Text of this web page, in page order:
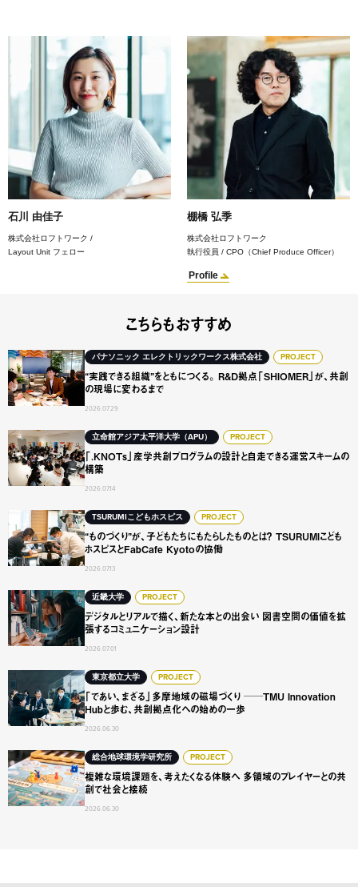
石川 由佳子
株式会社ロフトワーク /
Layout Unit フェロー
棚橋 弘季
株式会社ロフトワーク
執行役員 / CPO（Chief Produce Officer）
Profile
こちらもおすすめ
パナソニック エレクトリックワークス株式会社 PROJECT
“実践できる組織”をともにつくる。 R&D拠点「SHIOMER」が、共創
の現場に変わるまで
2026.07.29
“実践できる組織”をともにつくる。 R&D拠点「SHIOMER
立命館アジア太平洋大学（APU） PROJECT
「.KNOTs」産学共創プログラムの設計と自走できる運営スキームの
構築
2026.07.14
「.KNOTs」産学共創プログラムの設計と自走できる運営ス
TSURUMIこどもホスピス PROJECT
“ものづくり”が、子どもたちにもたらしたものとは？ TSURUMIこども
ホスピスとFabCafe Kyotoの協働
2026.07.13
“ものづくり”が、子どもたちにもたらしたものとは？
近畿大学 PROJECT
デジタルとリアルで描く、新たな本との出会い 図書空間の価値を拡
張するコミュニケーション設計
2026.07.01
デジタルとリアルで描く、新たな本との出会い 図書空間の
東京都立大学 PROJECT
「であい、まざる」多摩地域の磁場づくり ──TMU Innovation
Hubと歩む、共創拠点化への始めの一歩
2026.06.30
「であい、まざる」多摩地域の磁場づくり ──TMU
総合地球環境学研究所 PROJECT
複雑な環境課題を、考えたくなる体験へ 多領域のプレイヤーとの共
創で社会と接続
2026.06.30
複雑な環境課題を、考えたくなる体験へ 多領域のプレイヤ